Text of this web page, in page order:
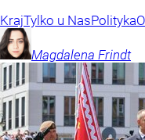
KrajTylko u NasPolityka
Magdalena Frindt